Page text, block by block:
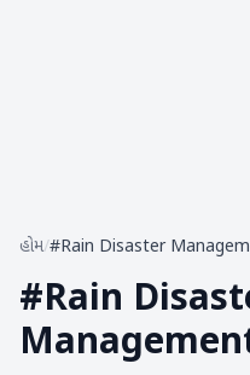
હોમ/#Rain Disaster
#Rain